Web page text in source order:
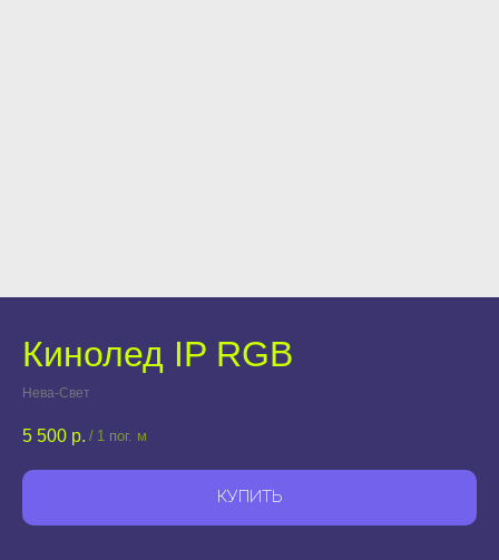
Кинолед IP RGB
Нева-Свет
5 500 р. / 1 пог. м
КУПИТЬ